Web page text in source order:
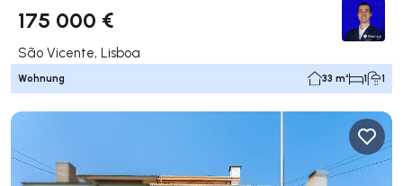
175 000 €
São Vicente, Lisboa
Wohnung 33 m² 1 1